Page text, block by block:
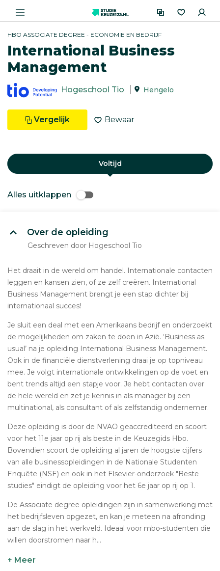
HBO ASSOCIATE DEGREE - ECONOMIE EN BEDRIJF
International Business
Management
Hogeschool Tio Hengelo
Vergelijk Bewaar
Voltijd
Alles uitklappen
Over de opleiding
Geschreven door Hogeschool Tio
Het draait in de wereld om handel. Internationale contacten
leggen en kansen zien, of ze zelf creëren. International
Business Management brengt je een stap dichter bij
internationaal succes!
Je sluit een deal met een Amerikaans bedrijf en onderzoekt
de mogelijkheden om zaken te doen in Azië. ‘Business as
usual’ na je opleiding International Business Management.
Ook in de financiële dienstverlening draai je op topniveau
mee. Je volgt internationale ontwikkelingen op de voet en
bent trends altijd een stapje voor. Je hebt contacten over
de hele wereld en zet je kennis in als manager bij een
multinational, als consultant of als zelfstandig ondernemer.
Deze opleiding is door de NVAO geaccrediteerd en scoort
voor het 11e jaar op rij als beste in de Keuzegids Hbo.
Bovendien scoort de opleiding al jaren de hoogste cijfers
van alle businessopleidingen in de Nationale Studenten
Enquête (NSE) en ook in het Elsevier-onderzoek "Beste
studies" eindigt de opleiding voor het 6e jaar op rij op 1.
De Associate degree opleidingen zijn in samenwerking met
het bedrijfsleven opgezet, en kan je meteen na afronding
aan de slag in het werkveld. Ideaal voor mbo-studenten die
willen doorstromen naar h...
+ Meer